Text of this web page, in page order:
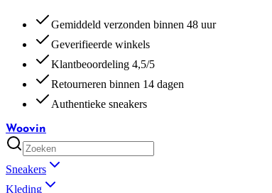
Gemiddeld verzonden binnen 48 uur
Geverifieerde winkels
Klantbeoordeling 4,5/5
Retourneren binnen 14 dagen
Authentieke sneakers
Woovin
Sneakers
Kleding